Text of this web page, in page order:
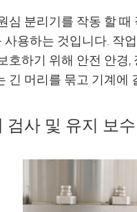
심 분리기를 작동 할
사용하는 것입니다. 작
호하기 위해 안전 안경,
긴 머리를 묶고 기계에
검사 및 유지 보수